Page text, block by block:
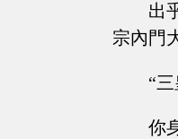
出
宗內門
“
你